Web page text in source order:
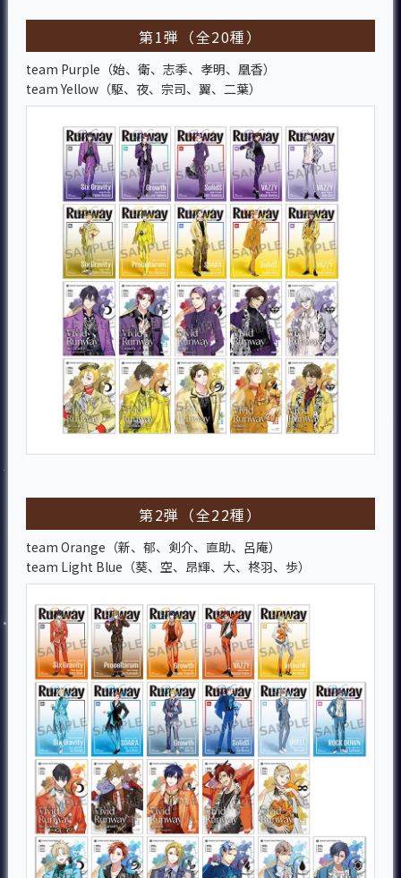
第1弾（全20種）
team Purple（始、衛、志季、孝明、凰香）
team Yellow（駆、夜、宗司、翼、二葉）
第2弾（全22種）
team Orange（新、郁、剣介、直助、呂庵）
team Light Blue（葵、空、昂輝、大、柊羽、歩）